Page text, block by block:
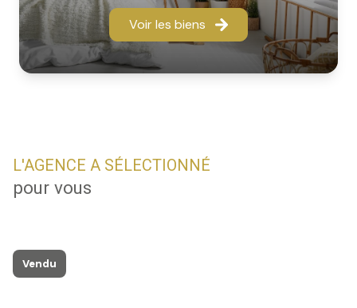
Voir les biens
L'AGENCE A SÉLECTIONNÉ
pour vous
Vendu